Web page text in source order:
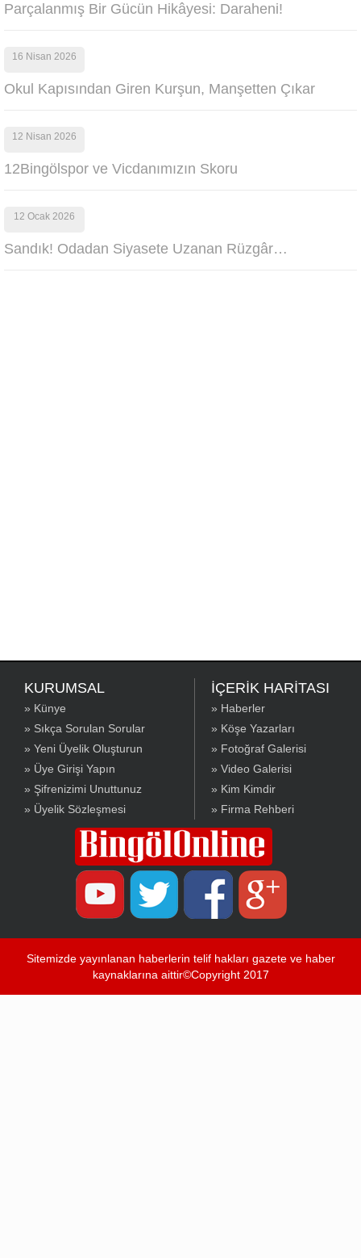
Parçalanmış Bir Gücün Hikâyesi: Daraheni!
16 Nisan 2026
Okul Kapısından Giren Kurşun, Manşetten Çıkar
12 Nisan 2026
12Bingölspor ve Vicdanımızın Skoru
12 Ocak 2026
Sandık! Odadan Siyasete Uzanan Rüzgâr…
KURUMSAL
» Künye
» Sıkça Sorulan Sorular
» Yeni Üyelik Oluşturun
» Üye Girişi Yapın
» Şifrenizimi Unuttunuz
» Üyelik Sözleşmesi
İÇERİK HARİTASI
» Haberler
» Köşe Yazarları
» Fotoğraf Galerisi
» Video Galerisi
» Kim Kimdir
» Firma Rehberi
Sitemizde yayınlanan haberlerin telif hakları gazete ve haber
kaynaklarına aittir©Copyright 2017